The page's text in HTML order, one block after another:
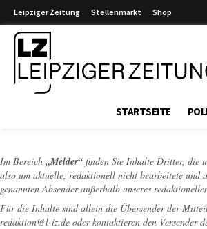
Leipziger Zeitung Stellenmarkt Shop
STARTSEITE
Im Bereich „Melder“ finden Sie Inhalte Dritter, die
also um aktuelle, redaktionell nicht bearbeitete und
genannten Absender außerhalb unseres
Für die Inhalte sind allein die Übersender der
redaktion@l-iz.de oder kontaktieren den Versender